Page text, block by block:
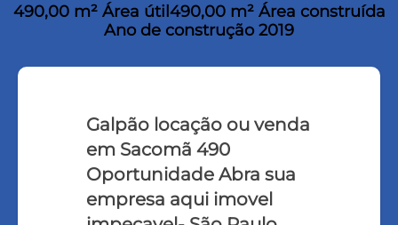
490,00 m² Área útil 490,00 m² Área construída
Ano de construção 2019
Galpão locação ou venda
em Sacomã 490
Oportunidade Abra sua
empresa aqui imovel